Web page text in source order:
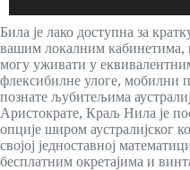
Била је лако доступна за
вашим локалним кабинетима,
могу уживати у
флексибилне улоге, мобилни
познате љубитељима
Аристократе, Краљ Нила је
опције широм аустралијског
својој једноставној
бесплатним окретајима и